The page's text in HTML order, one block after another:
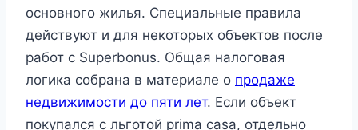
основного жилья. Специальные правила
действуют и для некоторых объектов после
работ с Superbonus. Общая налоговая
логика собрана в материале о продаже
недвижимости до пяти лет. Если объект
покупался с льготой prima casa, отдельно